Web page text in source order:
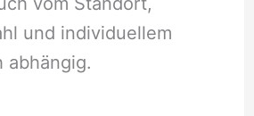
und individuellem
abhängig.